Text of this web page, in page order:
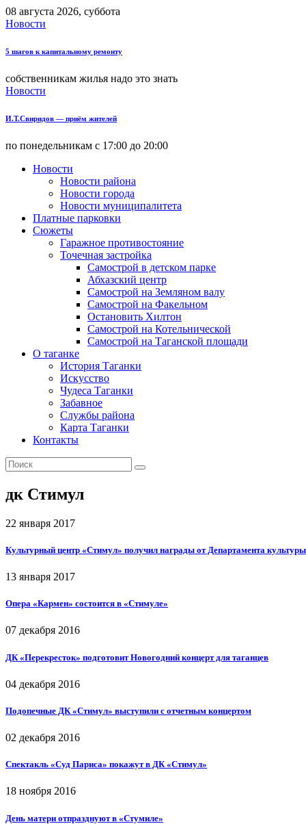
08 августа 2026, суббота
Новости
5 шагов к капитальному ремонту
собственникам жилья надо это знать
Новости
И.Т.Свиридов — приём жителей
по понедельникам с 17:00 до 20:00
Новости
Новости района
Новости города
Новости муниципалитета
Платные парковки
Сюжеты
Гаражное противостояние
Точечная застройка
Самострой в детском парке
Абхазский центр
Самострой на Земляном валу
Самострой на Факельном
Остановить Хилтон
Самострой на Котельнической
Самострой на Таганской площади
О таганке
История Таганки
Искусство
Чудеса Таганки
Забавное
Службы района
Карта Таганки
Контакты
дк Стимул
22 января 2017
Культурный центр «Стимул» получил награды от Департамента культуры
13 января 2017
Опера «Кармен» состоится в «Стимуле»
07 декабря 2016
ДК «Перекресток» подготовит Новогодний концерт для таганцев
04 декабря 2016
Подопечные ДК «Стимул» выступили с отчетным концертом
02 декабря 2016
Спектакль «Суд Париса» покажут в ДК «Стимул»
18 ноября 2016
День матери отпразднуют в «Стумиле»